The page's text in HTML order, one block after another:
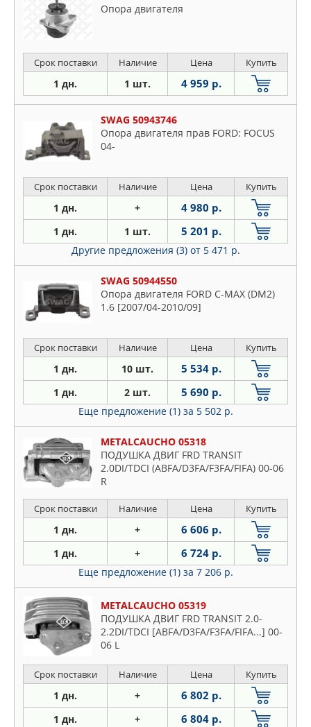
Опора двигателя
Срок поставки Наличие Цена Купить
1 дн. 1 шт. 4 959 р.
SWAG 50943746
Опора двигателя прав FORD: FOCUS
04-
Срок поставки Наличие Цена Купить
1 дн. + 4 980 р.
1 дн. 1 шт. 5 201 р.
Другие предложения (3) от 5 471 р.
SWAG 50944550
Опора двигателя FORD C-MAX (DM2)
1.6 [2007/04-2010/09]
Срок поставки Наличие Цена Купить
1 дн. 10 шт. 5 534 р.
1 дн. 2 шт. 5 690 р.
Еще предложение (1) за 5 502 р.
METALCAUCHO 05318
ПОДУШКА ДВИГ FRD TRANSIT
2.0DI/TDCI (ABFA/D3FA/F3FA/FIFA) 00-06
R
Срок поставки Наличие Цена Купить
1 дн. + 6 606 р.
1 дн. + 6 724 р.
Еще предложение (1) за 7 206 р.
METALCAUCHO 05319
ПОДУШКА ДВИГ FRD TRANSIT 2.0-
2.2DI/TDCI [ABFA/D3FA/F3FA/FIFA...] 00-
06 L
Срок поставки Наличие Цена Купить
1 дн. + 6 802 р.
1 дн. + 6 804 р.